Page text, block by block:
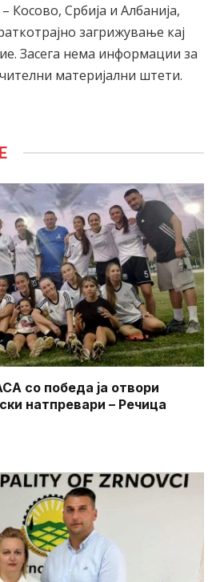
Косово, Србија и Албанија,
загрижување кај
Засега нема информации за
материјални штети.
со победа ја отвори
натпревари – Речица